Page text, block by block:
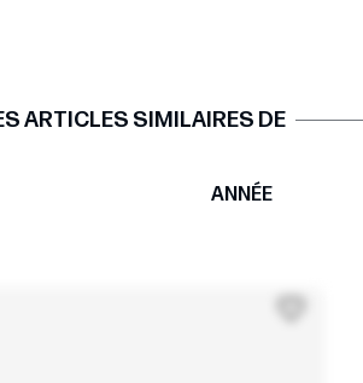
ARTICLES SIMILAIRES DE
ANNÉE